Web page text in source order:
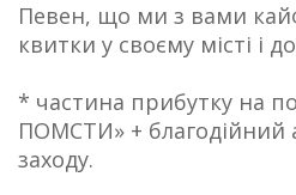
Певен, що ми з вами
квитки у своєму місті і до
* частина прибутку на
ПОМСТИ» + благодійний
заходу.